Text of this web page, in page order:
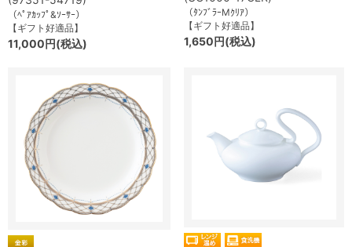
（ﾍﾟｱｶｯﾌﾟ&ｿｰｻｰ）
【ギフト好適品】
11,000円(税込)
（ﾀﾝﾌﾞﾗｰMｸﾘｱ）
【ギフト好適品】
1,650円(税込)